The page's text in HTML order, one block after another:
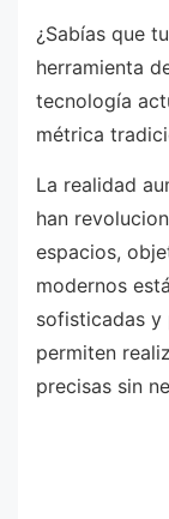
¿Sabías que
herramienta
tecnología
métrica
La realidad
han
espacios,
modernos
sofisticadas y
permiten
precisas sin